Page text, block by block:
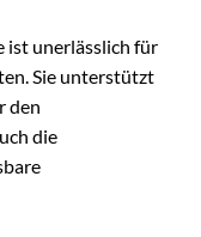
unerlässlich für
Sie unterstützt
den
die